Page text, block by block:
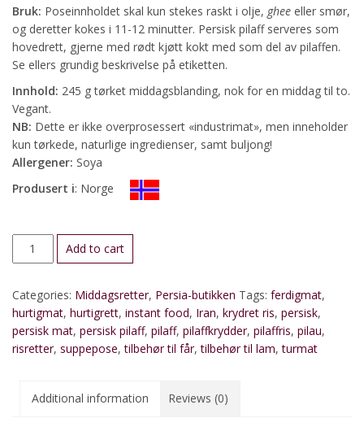
Bruk: Poseinnholdet skal kun stekes raskt i olje, ghee eller smør,
og deretter kokes i 11-12 minutter. Persisk pilaff serveres som
hovedrett, gjerne med rødt kjøtt kokt med som del av pilaffen.
Se ellers grundig beskrivelse på etiketten.
Innhold: 245 g tørket middagsblanding, nok for en middag til to.
Vegant.
NB: Dette er ikke overprosessert «industrimat», men inneholder
kun tørkede, naturlige ingredienser, samt buljong!
Allergener: Soya
Produsert i: Norge
Middag
til
Persisk
pilaff
(krydret
ris
quantity
Add to cart
Categories: Middagsretter, Persia-butikken Tags: ferdigmat,
hurtigmat, hurtigrett, instant food, Iran, krydret ris, persisk,
persisk mat, persisk pilaff, pilaff, pilaffkrydder, pilaffris, pilau,
risretter, suppepose,tilbehør til får,tilbehør til lam,turmat
Additional information Reviews (0)